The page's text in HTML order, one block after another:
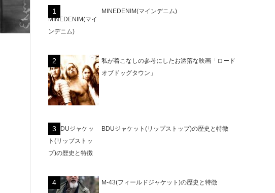
MINEDENIM(マインデニム)
私が着こなしの参考にしたお洒落な映画「ロード
オブドッグタウン」
BDUジャケット(リップストップ)の歴史と特徴
M-43(フィールドジャケット)の歴史と特徴